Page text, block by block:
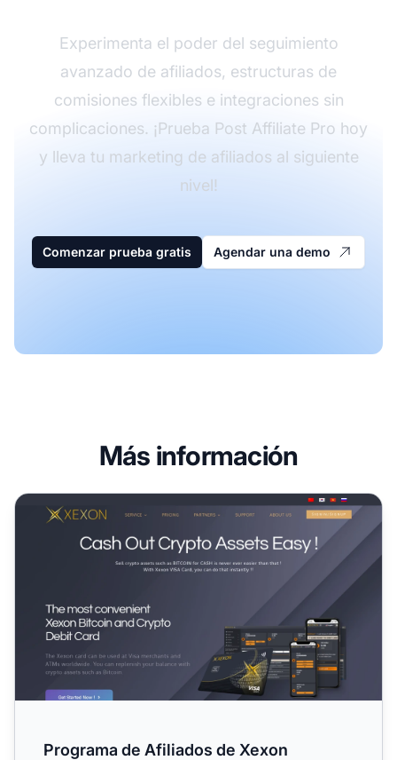
Experimenta el poder del seguimiento
avanzado de afiliados, estructuras de
comisiones flexibles e integraciones sin
complicaciones. ¡Prueba Post Affiliate Pro hoy
y lleva tu marketing de afiliados al siguiente
nivel!
Comenzar prueba gratis Agendar una demo
Más información
Programa de Afiliados de Xexon
Programa de Afiliados de Xexon